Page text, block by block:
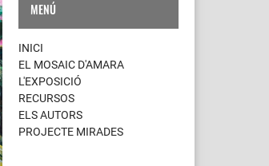
MENÚ
INICI
EL MOSAIC D'AMARA
L'EXPOSICIÓ
RECURSOS
ELS AUTORS
PROJECTE MIRADES